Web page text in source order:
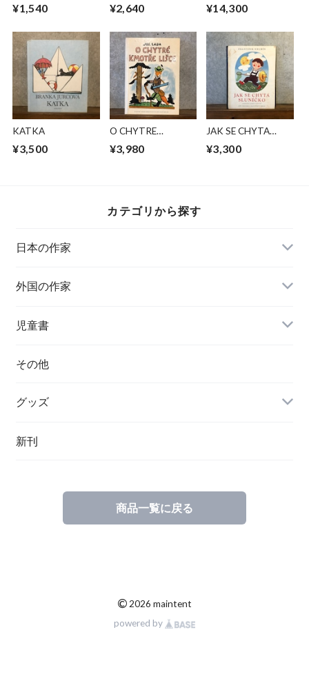
¥1,540 ¥2,640
ZVIRATKACH
¥14,300
KATKA
¥3,500
O CHYTRE
¥3,980
JAK SE CHYTA
¥3,300
カテゴリから探す
日本の作家
外国の作家
チェコ
ハンガリー
その他
ポーランド
児童書
その他
グッズ
新刊
商品一覧に戻る
© 2026 maintent
powered by